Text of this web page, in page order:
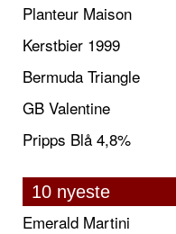
Planteur Maison
Kerstbier 1999
Bermuda Triangle
GB Valentine
Pripps Blå 4,8%
10 nyeste
Emerald Martini